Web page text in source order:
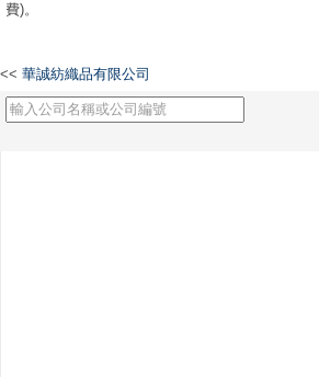
費)。
<< 華誠紡織品有限公司